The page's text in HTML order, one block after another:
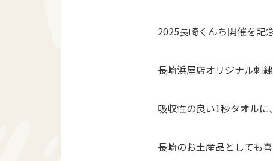
2025長崎くんち開催を記
長崎浜屋店オリジナル刺
吸収性の良い1秒タオル
長崎のお土産品としても喜